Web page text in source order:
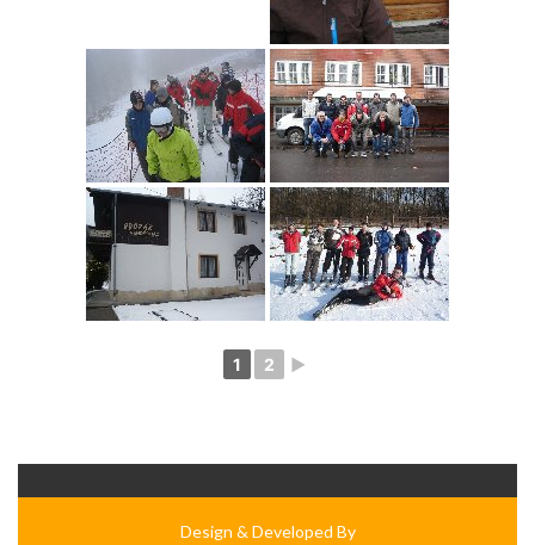
1 2 ►
Design & Developed By